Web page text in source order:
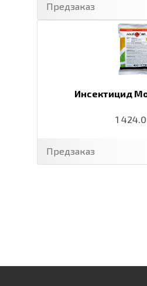
Предзаказ
Инсектицид
1
Предзаказ